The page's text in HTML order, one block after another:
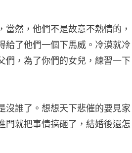
然，他們不是故意不熱情的，
給了他們一個下馬威。冷漠就冷
們，為了你們的女兒，練習一下
誰了。想想天下悲催的要見家
門就把事情搞砸了，結婚後還怎